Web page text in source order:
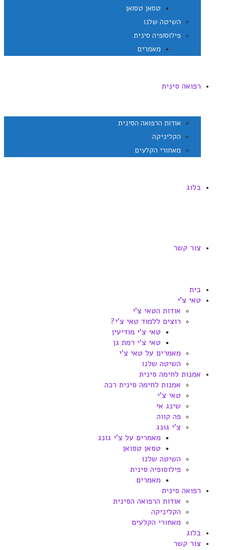
טסאן טסואן
השיטה שלנו
פילוסופיה סינית
מאמרים
רפואה סינית
אודות הרפואה הסינית
הקליניקה
מאחורי הקלעים
בלוג
צור קשר
בית
טאי צ'י
אודות הטאי צ'י
רוצים ללמוד טאי צ'י?
טאי צ'י מודיעין
טאי צ'י רמת גן
מאמרים על טאי צ'י
השיטה שלנו
אמנות לחימה סינית
אמנות לחימה סינית רכה
טאי צ'י
שינג אי
פה קווה
צ'י גונג
מאמרים על צ'י גונג
טסאן טסואן
השיטה שלנו
פילוסופיה סינית
מאמרים
רפואה סינית
אודות הרפואה הסינית
הקליניקה
מאחורי הקלעים
בלוג
צור קשר